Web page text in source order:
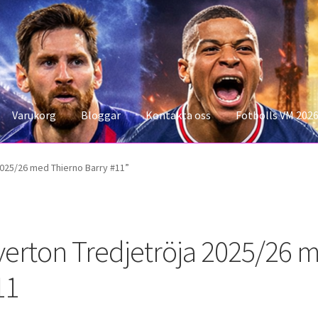
Varukorg Bloggar Kontakta oss Fotbolls VM 2026
Storleksguiden Varukorg
26 med Thierno Barry #11”
Tredjetröja 2025/26